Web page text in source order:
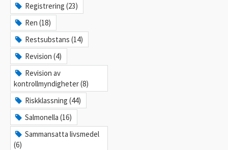
Registrering (23)
Ren (18)
Restsubstans (14)
Revision (4)
Revision av
kontrollmyndigheter (8)
Riskklassning (44)
Salmonella (16)
Sammansatta livsmedel
(6)